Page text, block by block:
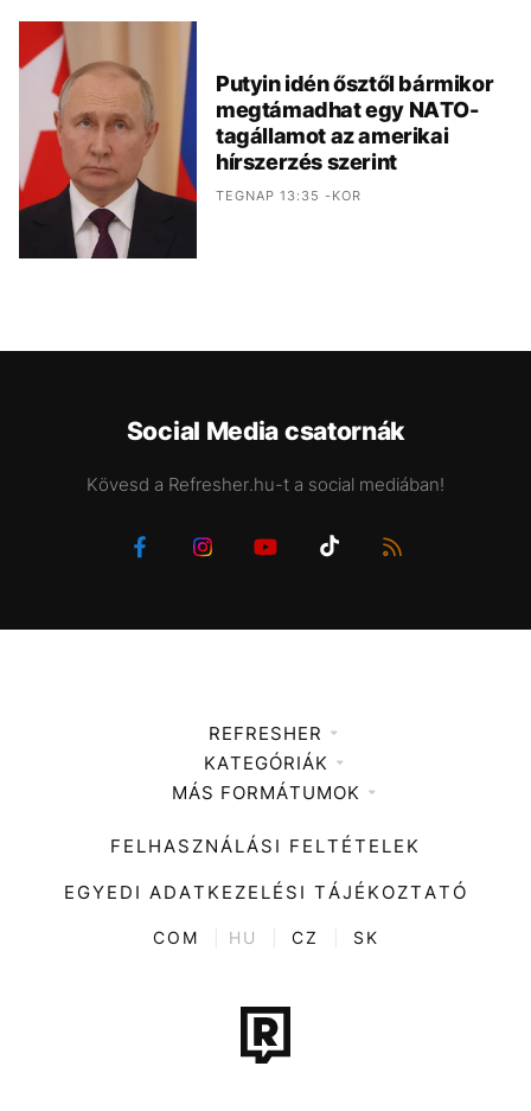
Putyin idén ősztől bármikor
megtámadhat egy NATO-
tagállamot az amerikai
hírszerzés szerint
TEGNAP 13:35 -KOR
Social Media csatornák
Kövesd a Refresher.hu-t a social mediában!
REFRESHER
Médiaajánlat
KATEGÓRIÁK
Zene
Divat
Kultúra
ENTR
Tech-Tudomány
Sport
MÁS FORMÁTUMOK
FELHASZNÁLÁSI FELTÉTELEK
EGYEDI ADATKEZELÉSI TÁJÉKOZTATÓ
COM HU CZ SK